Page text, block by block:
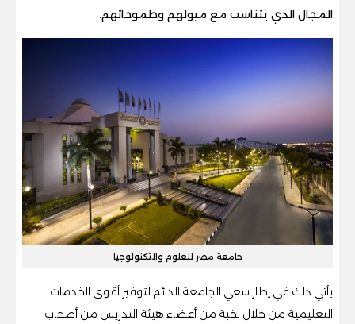
المجال الذي يتناسب مع ميولهم وطموحاتهم.
جامعة مصر للعلوم والتكنولوجيا
يأتي ذلك في إطار سعي الجامعة الدائم لتوفير أقوى الخدمات
التعليمية من خلال نخبة من أعضاء هيئة التدريس من أصحاب